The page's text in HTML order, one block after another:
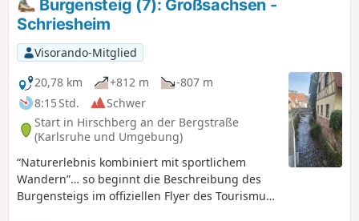
"Zwitscherkasten" auf die Wanderer. Zurück geht es durch
die Felder zum Ausgangspunkt nach Hetzbach.
Burgensteig (7): Großsachsen -
Schriesheim
Visorando-Mitglied
20,78 km
+812 m
-807 m
8:15 Std.
Schwer
Start in Hirschberg an der Bergstraße
(Karlsruhe und Umgebung)
“Naturerlebnis kombiniert mit sportlichem
Wandern”… so beginnt die Beschreibung des
Burgensteigs im offiziellen Flyer des Tourismus